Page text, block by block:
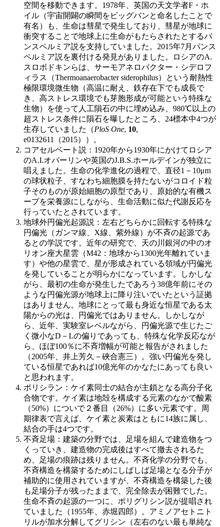
空間を移動できます。1978年、英国の天文学者F・ホ
イル（宇宙開闢の瞬間をビッグバンと命名したことで
有名）も、生命は彗星で発生しており、彗星が地球に
衝突することで地球上に生命がもたらされたとするパ
ンスペルミア説を支持していました。2015年7月パンス
ペルミア説を裏付ける発見がありました。ロシアのA.
スロボドキンらは、サーモアネロバクター・シデロフ
ィラス（Thermoanaerobacter siderophilus）という耐熱性
極限環境微生物（高温に耐え、鉄存在下でも成長で
き、高ストレス環境でも芽胞形成が可能という特殊な
生物）を使って人工隕石の中に埋め込み、980℃以上の
超ストレス条件に隕石を曝したところ、24標本中4つが
生存していました（PloS One, 10,
e0132611（2015））。
コアセルベート説：1920年から1930年にかけてロシア
のA.I.オパーリンや英国のJ.B.S.ホールデインが独立に
唱えました。生命の化学進化の過程で、直径1－10μm
の球状粒子、すなわち細胞膜を持たないがコロイド粒
子そのものが原始細胞の原型であり、原始的な有機ス
ープを栄養源にしながら、生命活動に似た代謝反応を
行っていたとされています。
地球外円偏光起源説：左右どちらかに回転する特殊な
円偏光（ガンマ線、X線、紫外線）が不斉の起源であ
るとの学説です。近年の研究で、天の川銀河の中のオ
リオン座大星雲（M42：地球から1300光年離れていま
す）や他の星雲で、星が形成されている領域が円偏光
を発していることが明らかになっています。しかしな
がら、最初の生命が発生したであろう38億年前にその
ような円偏光源が地球上に降り注いでいたという証拠
はありません。地球にとって最も身近な恒星である太
陽からの光は、円偏光ではありません。しかしなが
ら、近年、実験室レベルながら、円偏光源で生じたご
く微小なD－Lの偏りであっても、特殊な化学反応なが
ら、ほぼ100％に不斉増幅が可能と報告がされました
（2005年、井上芳久－硤合憲三）。強い円偏光を発し
ている恒星であれば10億光年のかなたにあっても良い
と思われます。
ポリシラン：ケイ素同士の結合が主鎖となる高分子化
合物です。ケイ素は地殻を構成する元素のなかで酸素
（50%）についで２番目（26%）に多い元素です。周
期律表で言えば、ケイ素と炭素はともに14族に属し、
結合の手は4つです。
不斉足場：建築の分野では、足場を組んで建造物をつ
くっていき、建造物の完成後はすべて撤去されるた
め、足場の痕跡は残りません。不斉化学の分野でも、
不斉構造を構築するためにしばしば足場となる分子が
補助的に使用されていますが、不斉構造を構築した後
も足場分子が残ったままで、完全除去が困難でした。
生命不斉の起源の一つに、ポリグリシン説が提唱され
ていました（1955年、赤堀四郎）。アミノアセトニト
リルが加水分解してグリシン（左右のない最も単純な